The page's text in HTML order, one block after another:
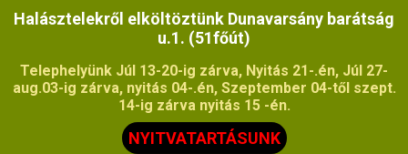
Halásztelekről elköltöztünk Dunavarsány barátság
u.1. (51főút)
Telephelyünk Júl 13-20-ig zárva, Nyitás 21-.én, Júl 27-
aug.03-ig zárva, nyitás 04-.én, Szeptember 04-től szept.
14-ig zárva nyitás 15 -én.
NYITVATARTÁSUNK